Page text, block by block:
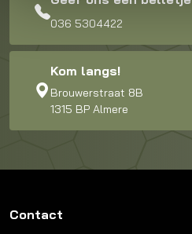
036 5304422
Kom langs!
Brouwerstraat 8B
1315 BP Almere
Contact